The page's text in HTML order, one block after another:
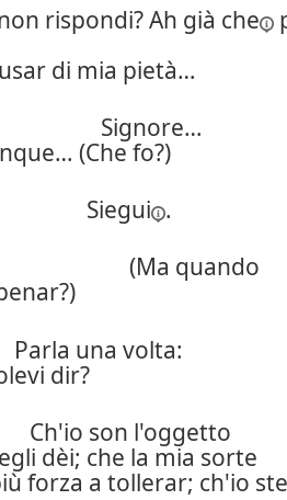
rispondi? Ah già che
di mia pietà…
Signore…
(Che fo?)
Siegui .
(Ma quando
Parla una volta:
dir?
Ch'io son l'oggetto
dèi; che la mia sorte
forza a tollerar; ch'io